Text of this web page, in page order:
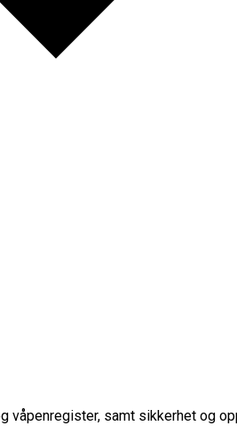
våpenregister, samt sikkerhet og